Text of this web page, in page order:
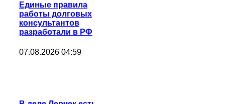
Единые правила
работы долговых
консультантов
разработали в РФ
07.08.2026 04:59